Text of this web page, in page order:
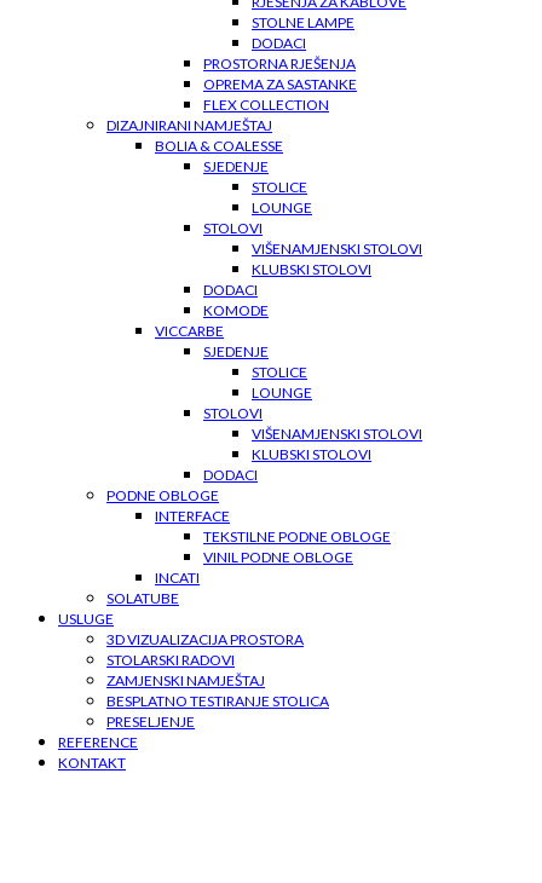
STOLNE LAMPE
DODACI
PROSTORNA RJEŠENJA
OPREMA ZA SASTANKE
FLEX COLLECTION
DIZAJNIRANI NAMJEŠTAJ
BOLIA & COALESSE
SJEDENJE
STOLICE
LOUNGE
STOLOVI
VIŠENAMJENSKI STOLOVI
KLUBSKI STOLOVI
DODACI
KOMODE
VICCARBE
SJEDENJE
STOLICE
LOUNGE
STOLOVI
VIŠENAMJENSKI STOLOVI
KLUBSKI STOLOVI
DODACI
PODNE OBLOGE
INTERFACE
TEKSTILNE PODNE OBLOGE
VINIL PODNE OBLOGE
INCATI
SOLATUBE
USLUGE
3D VIZUALIZACIJA PROSTORA
STOLARSKI RADOVI
ZAMJENSKI NAMJEŠTAJ
BESPLATNO TESTIRANJE STOLICA
PRESELJENJE
REFERENCE
KONTAKT